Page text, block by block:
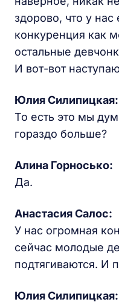
здорово, что у нас
конкуренция как
остальные
И вот-вот
Юлия Силипицкая:
То есть это мы
гораздо больше?
Алина Горносько:
Да.
Анастасия Салос:
У нас огромная
сейчас молодые
подтягиваются. И
Юлия Силипицкая: